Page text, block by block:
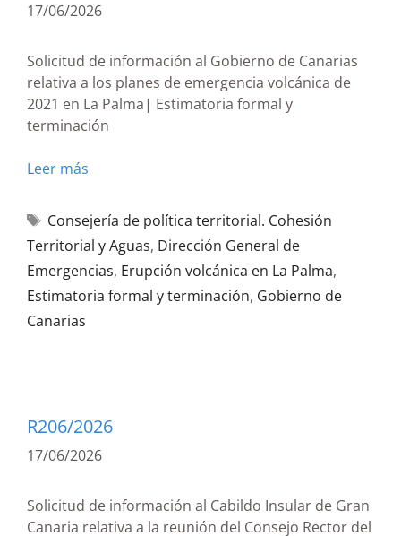
17/06/2026
Solicitud de información al Gobierno de Canarias
relativa a los planes de emergencia volcánica de
2021 en La Palma| Estimatoria formal y
terminación
Leer más
Consejería de política territorial. Cohesión
Territorial y Aguas, Dirección General de
Emergencias, Erupción volcánica en La Palma,
Estimatoria formal y terminación, Gobierno de
Canarias
R206/2026
17/06/2026
Solicitud de información al Cabildo Insular de Gran
Canaria relativa a la reunión del Consejo Rector del